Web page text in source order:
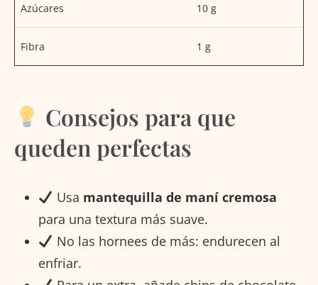
Azúcares 10 g
Fibra 1 g
Consejos para que
queden perfectas
Usa mantequilla de maní cremosa
para una textura más suave.
No las hornees de más: endurecen al
enfriar.